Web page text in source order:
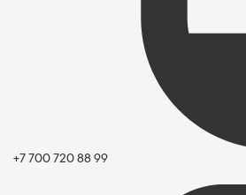
+7 700 720 88 99